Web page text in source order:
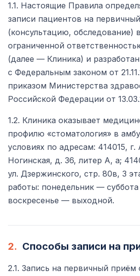
1.1. Настоящие Правила
записи пациентов на
(консультацию, обследование)
ограниченной
(далее — Клиника) и
с Федеральным законом от
приказом Министерства
Российской Федерации от
1.2. Клиника оказывает
профилю «стоматология» в
условиях по адресам: 414015, г.
Ногинская, д. 36, литер А, а;
ул. Дзержинского, стр. 80в, 3
работы: понедельник —
воскресенье — выходной.
2. Способы записи на
2.1. Запись на первичный приём